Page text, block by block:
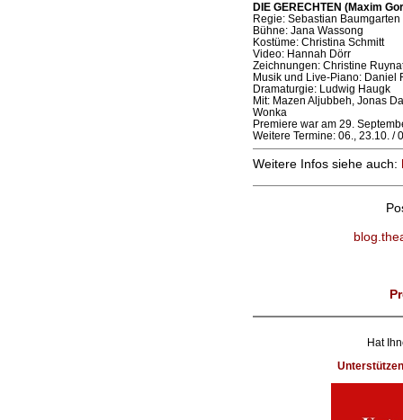
DIE GERECHTEN (Maxim
Regie: Sebastian Baumgarten
Bühne: Jana Wassong
Kostüme: Christina Schmitt
Video: Hannah Dörr
Zeichnungen: Christine
Musik und Live-Piano: Daniel
Dramaturgie: Ludwig Haugk
Mit: Mazen Aljubbeh, Jonas
Wonka
Premiere war am 29.
Weitere Termine: 06., 23.10. /
Weitere Infos siehe auch:
Hat